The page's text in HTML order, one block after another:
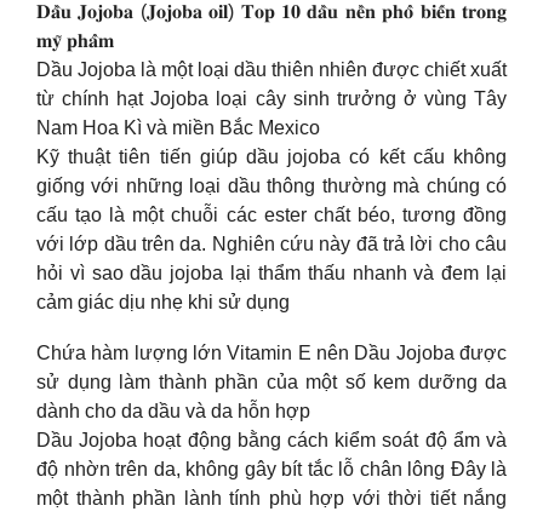
𝐃𝐚̂̀𝐮 𝐉𝐨𝐣𝐨𝐛𝐚 (𝐉𝐨𝐣𝐨𝐛𝐚 𝐨𝐢𝐥) 𝐓𝐨𝐩 𝟏𝟎 𝐝𝐚̂̀𝐮 𝐧𝐞̂̀𝐧 𝐩𝐡𝐨̂̉ 𝐛𝐢𝐞̂́𝐧 𝐭𝐫𝐨𝐧𝐠
𝐦𝐲̃ 𝐩𝐡𝐚̂̉𝐦
Dầu Jojoba là một loại dầu thiên nhiên được chiết xuất
từ chính hạt Jojoba loại cây sinh trưởng ở vùng Tây
Nam Hoa Kì và miền Bắc Mexico
Kỹ thuật tiên tiến giúp dầu jojoba có kết cấu không
giống với những loại dầu thông thường mà chúng có
cấu tạo là một chuỗi các ester chất béo, tương đồng
với lớp dầu trên da. Nghiên cứu này đã trả lời cho câu
hỏi vì sao dầu jojoba lại thẩm thấu nhanh và đem lại
cảm giác dịu nhẹ khi sử dụng
Chứa hàm lượng lớn Vitamin E nên Dầu Jojoba được
sử dụng làm thành phần của một số kem dưỡng da
dành cho da dầu và da hỗn hợp
Dầu Jojoba hoạt động bằng cách kiểm soát độ ẩm và
độ nhờn trên da, không gây bít tắc lỗ chân lông Đây là
một thành phần lành tính phù hợp với thời tiết nắng